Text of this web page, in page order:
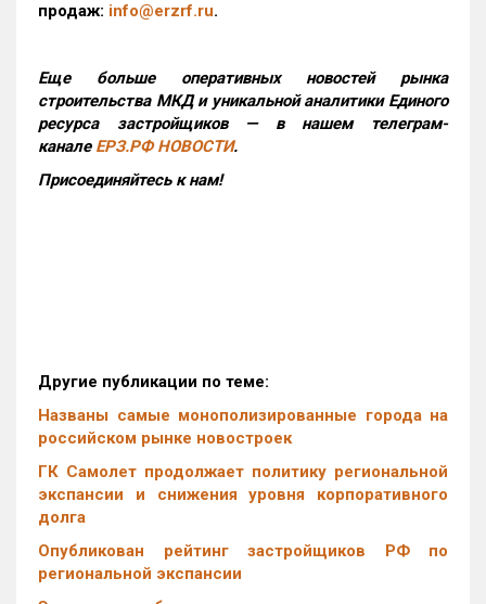
продаж: info@erzrf.ru.
Еще больше оперативных новостей рынка
строительства МКД и уникальной аналитики Единого
ресурса застройщиков — в нашем телеграм-
канале ЕРЗ.РФ НОВОСТИ.
Присоединяйтесь к нам!
Другие публикации по теме:
Названы самые монополизированные города на
российском рынке новостроек
ГК Самолет продолжает политику региональной
экспансии и снижения уровня корпоративного
долга
Опубликован рейтинг застройщиков РФ по
региональной экспансии